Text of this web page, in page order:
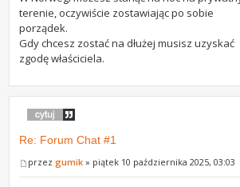
terenie, oczywiście zostawiając po sobie
porządek.
Gdy chcesz zostać na dłużej musisz uzyskać
zgodę właściciela.
Re: Forum Chat #1
przezgumik » piątek 10 października 2025, 03:03